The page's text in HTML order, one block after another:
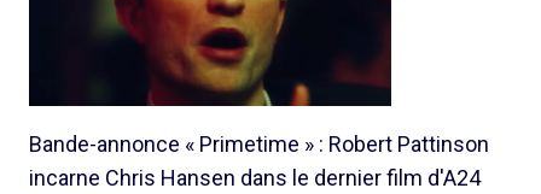
Bande-annonce « Primetime » : Robert Pattinson
incarne Chris Hansen dans le dernier film d'A24